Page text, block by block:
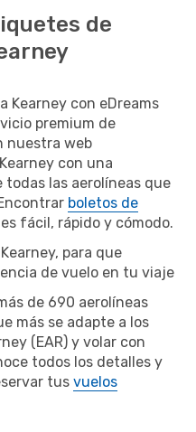
de
Kearney con eDreams
premium de
nuestra web
con una
las aerolíneas que
boletos de
fácil, rápido y cómodo.
para que
de vuelo en tu viaje
de 690 aerolíneas
más se adapte a los
(EAR) y volar con
todos los detalles y
tus vuelos